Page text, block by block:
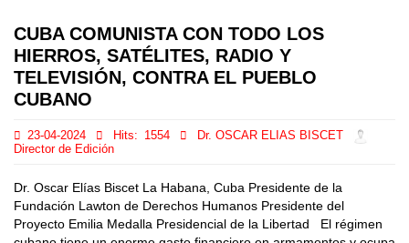
CUBA COMUNISTA CON TODO LOS
HIERROS, SATÉLITES, RADIO Y
TELEVISIÓN, CONTRA EL PUEBLO
CUBANO
23-04-2024 Hits: 1554
Dr. OSCAR ELIAS BISCET
Director de Edición
Dr. Oscar Elías Biscet La Habana, Cuba Presidente de la
Fundación Lawton de Derechos Humanos Presidente del
Proyecto Emilia Medalla Presidencial de la Libertad El régimen